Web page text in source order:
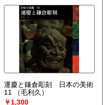
運慶と鎌倉彫刻 日本の美術
11
（毛利久）
￥1,300